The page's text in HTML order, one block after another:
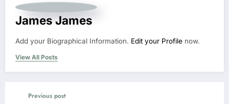
James James
Add your Biographical Information. Edit your Profile now.
View All Posts
Previous post